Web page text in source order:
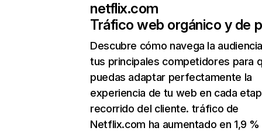
netflix.com
Tráfico web orgánico y de
Descubre cómo navega la
tus principales competidores para
puedas adaptar perfectamente la
experiencia de tu web en cada
recorrido del cliente. tráfico de
Netflix.com ha aumentado en 1,9